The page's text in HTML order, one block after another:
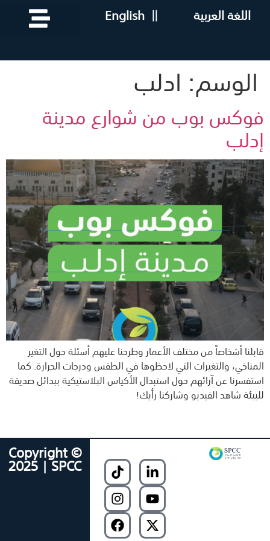
English || اللغة العربية
الوسم: ادلب
فوكس بوب من شوارع مدينة
إدلب
قابلنا أشخاصاً من مختلف الأعمار وطرحنا عليهم أسئلة حول التغير
المناخي، والتغيرات التي لاحظوها في الطقس ودرجات الحرارة. كما
استفسرنا عن آرائهم حول استبدال الأكياس البلاستيكية ببدائل صديقة
للبيئة شاهد الفيديو وشاركنا رأيك!
Copyright ©
2025 | SPCC